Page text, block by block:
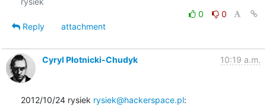
0
0
Reply
attachment
Cyryl Płotnicki-Chudyk 10:19 a.m.
2012/10/24 rysiek rysiek@hackerspace.pl: